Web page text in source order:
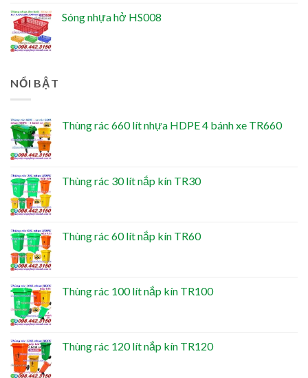
Sóng nhựa hở HS008
NỔI BẬT
Thùng rác 660 lít nhựa HDPE 4 bánh xe TR660
Thùng rác 30 lít nắp kín TR30
Thùng rác 60 lít nắp kín TR60
Thùng rác 100 lít nắp kín TR100
Thùng rác 120 lít nắp kín TR120